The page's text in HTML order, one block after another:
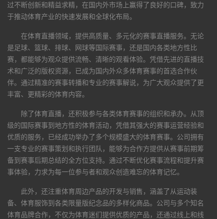
过不断创新和精益求精，在国内外市场上赢得了良好的口碑，致力
于推动体育产业的快速发展和全球化布局。
在体育直播领域，提供高质量、多元化的赛事直播服务。无论
是足球、篮球、排球、网球等国际赛事，还是国内各类地方性比
赛，都能够为观众提供流畅、清晰的观看体验。凭借先进的直播技
术和广泛的版权资源，已成为国内外众多体育赛事的首选合作伙
伴。通过精准的赛事转播和专业的赛事解说，为广大观众提供了更
丰富、更精彩的体育内容。
除了体育直播，还积极参与各类体育赛事的组织和承办。从顶
级的国际赛事到地方性的体育活动，凭借其强大的赛事运营经验和
优质的服务，已经成功举办了多个规模盛大的体育赛事。公司拥有
一支专业的赛事策划和执行团队，能够为合作方提供从赛事前期筹
备到赛事后期总结的全方位支持。通过不断优化赛事流程和提升赛
事体验，力求为每一位参与者和观众创造难忘的体育记忆。
此外，还注重体育周边产品的开发与销售，涵盖了从运动装
备、体育服饰到各类限量版纪念品的多样化商品。公司与多个知名
体育品牌合作，不仅为体育迷们提供优质的产品，还通过线上和线